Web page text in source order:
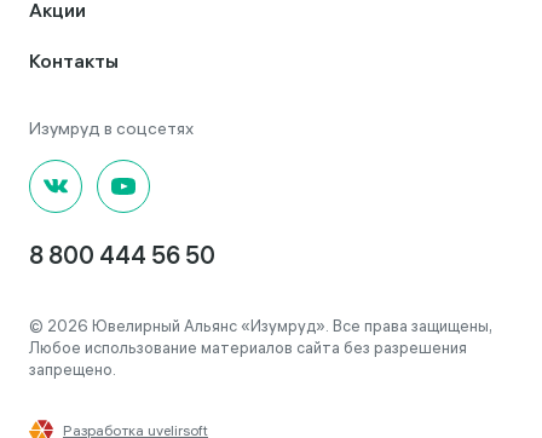
Акции
Контакты
8 800 444 56 50
© 2026 Ювелирный Альянс «Изумруд». Все права защищены,
Любое использование материалов сайта без разрешения
запрещено.
Разработка uvelirsoft